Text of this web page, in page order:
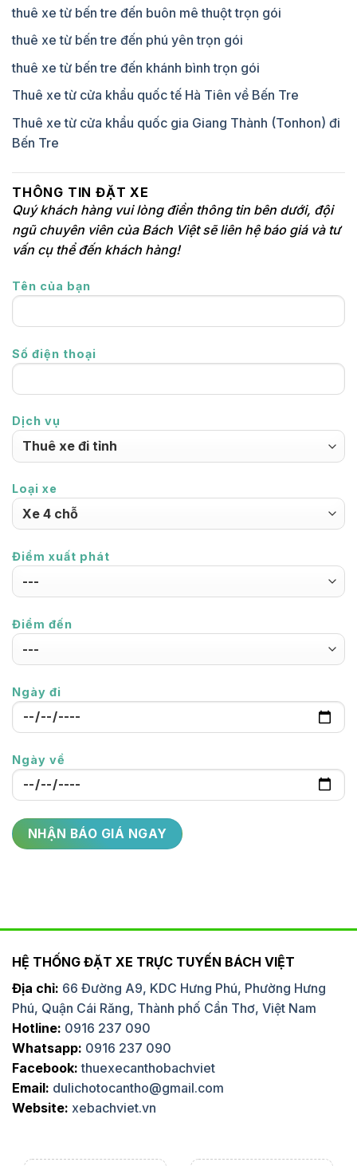
thuê xe từ bến tre đến buôn mê thuột trọn gói
thuê xe từ bến tre đến phú yên trọn gói
thuê xe từ bến tre đến khánh bình trọn gói
Thuê xe từ cửa khẩu quốc tế Hà Tiên về Bến Tre
Thuê xe từ cửa khẩu quốc gia Giang Thành (Tonhon) đi
Bến Tre
THÔNG TIN ĐẶT XE
Quý khách hàng vui lòng điền thông tin bên dưới, đội
ngũ chuyên viên của Bách Việt sẽ liên hệ báo giá và tư
vấn cụ thể đến khách hàng!
Tên của bạn
Số điện thoại
Dịch vụ
Loại xe
Điểm xuất phát
Điểm đến
Ngày đi
Ngày về
HỆ THỐNG ĐẶT XE TRỰC TUYẾN BÁCH VIỆT
Địa chỉ: 66 Đường A9, KDC Hưng Phú, Phường Hưng
Phú, Quận Cái Răng, Thành phố Cần Thơ, Việt Nam
Hotline: 0916 237 090
Whatsapp: 0916 237 090
Facebook: thuexecanthobachviet
Email: dulichotocantho@gmail.com
Website: xebachviet.vn